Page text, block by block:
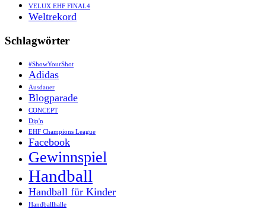
VELUX EHF FINAL4
Weltrekord
Schlagwörter
#ShowYourShot
Adidas
Ausdauer
Blogparade
CONCEPT
Dip'n
EHF Champions League
Facebook
Gewinnspiel
Handball
Handball für Kinder
Handballhalle